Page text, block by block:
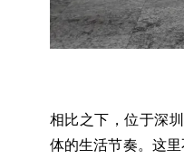
相比之下，位于深
体的生活节奏。这